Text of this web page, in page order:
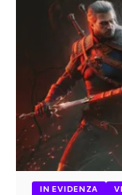
IN EVIDENZA